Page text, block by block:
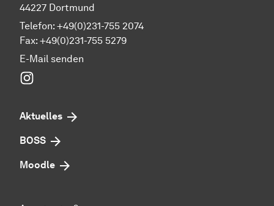
44227 Dortmund
Telefon: +49(0)231-755 2074
Fax: +49(0)231-755 5279
E-Mail senden
Aktuelles
BOSS
Moodle